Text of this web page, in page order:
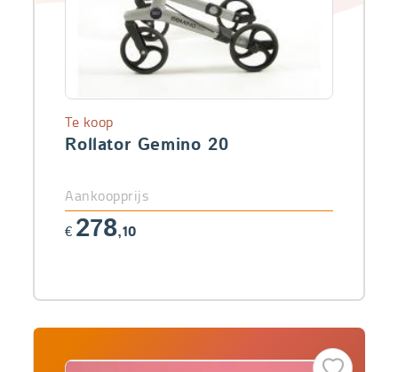
Rollator Gemino 20
Te koop
Aankoopprijs
€ 278,10